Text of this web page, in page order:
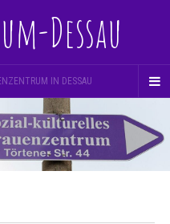
Dessau
IN DESSAU